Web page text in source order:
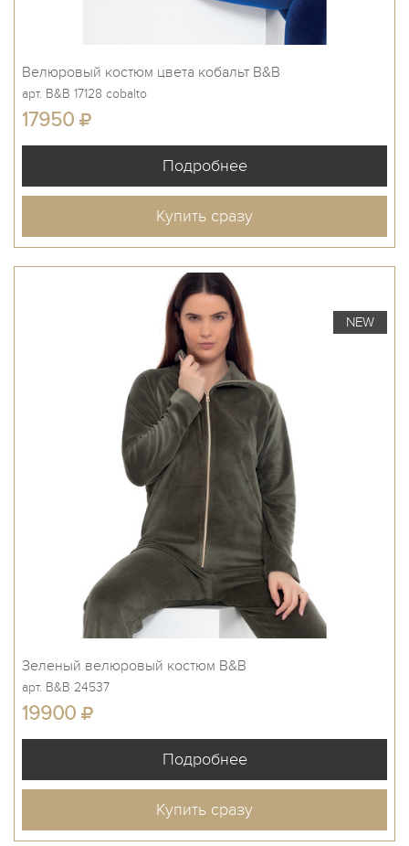
Велюровый костюм цвета кобальт B&B
арт. B&B 17128 cobalto
17950
Купить сразу
NEW
Зеленый велюровый костюм B&B
арт. B&B 24537
19900
Купить сразу